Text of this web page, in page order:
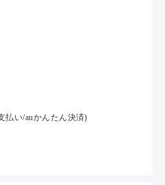
払い/auかんたん決済)